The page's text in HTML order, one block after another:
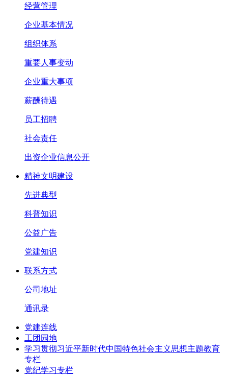
经营管理
企业基本情况
组织体系
重要人事变动
企业重大事项
薪酬待遇
员工招聘
社会责任
出资企业信息公开
精神文明建设
先进典型
科普知识
公益广告
党建知识
联系方式
公司地址
通讯录
党建连线
工团园地
学习贯彻习近平新时代中国特色社会主义思想主题教育
专栏
党纪学习专栏